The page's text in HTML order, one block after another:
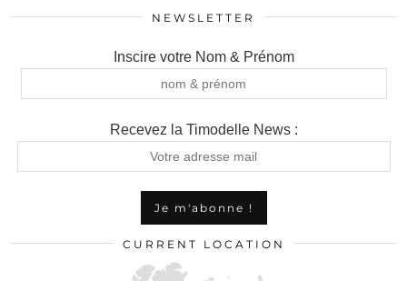
NEWSLETTER
Inscire votre Nom & Prénom
Recevez la Timodelle News :
CURRENT LOCATION